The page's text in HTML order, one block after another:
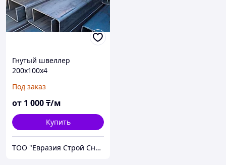
Гнутый швеллер
200х100х4
Под заказ
от 1 000₸/м
Купить
ТОО "Евразия Строй Снаб"